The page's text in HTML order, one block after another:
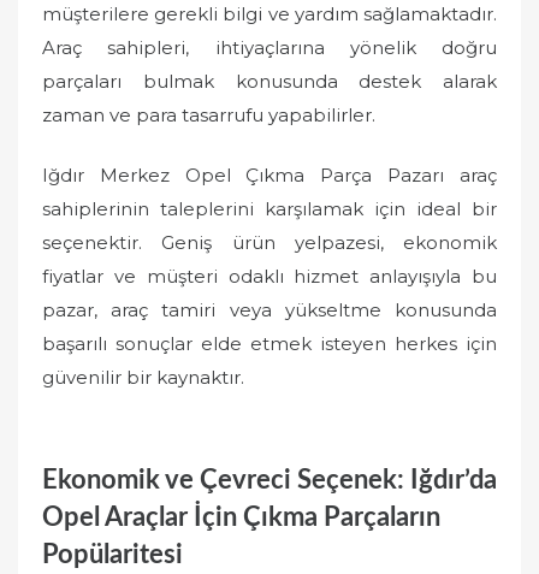
müşterilere gerekli bilgi ve yardım sağlamaktadır.
Araç sahipleri, ihtiyaçlarına yönelik doğru
parçaları bulmak konusunda destek alarak
zaman ve para tasarrufu yapabilirler.
Iğdır Merkez Opel Çıkma Parça Pazarı araç
sahiplerinin taleplerini karşılamak için ideal bir
seçenektir. Geniş ürün yelpazesi, ekonomik
fiyatlar ve müşteri odaklı hizmet anlayışıyla bu
pazar, araç tamiri veya yükseltme konusunda
başarılı sonuçlar elde etmek isteyen herkes için
güvenilir bir kaynaktır.
Ekonomik ve Çevreci Seçenek: Iğdır’da
Opel Araçlar İçin Çıkma Parçaların
Popülaritesi